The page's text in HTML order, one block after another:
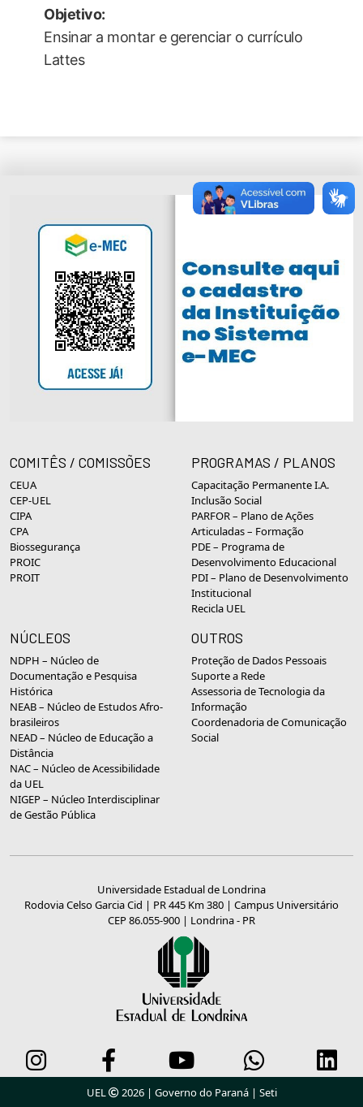
Objetivo:
Ensinar a montar e gerenciar o currículo
Lattes
COMITÊS / COMISSÕES
CEUA
CEP-UEL
CIPA
CPA
Biossegurança
PROIC
PROIT
PROGRAMAS / PLANOS
Capacitação Permanente I.A.
Inclusão Social
PARFOR – Plano de Ações
Articuladas – Formação
PDE – Programa de
Desenvolvimento Educacional
PDI – Plano de Desenvolvimento
Institucional
Recicla UEL
NÚCLEOS
NDPH – Núcleo de
Documentação e Pesquisa
Histórica
NEAB – Núcleo de Estudos Afro-
brasileiros
NEAD – Núcleo de Educação a
Distância
NAC – Núcleo de Acessibilidade
da UEL
NIGEP – Núcleo Interdisciplinar
de Gestão Pública
OUTROS
Proteção de Dados Pessoais
Suporte a Rede
Assessoria de Tecnologia da
Informação
Coordenadoria de Comunicação
Social
Universidade Estadual de Londrina
Rodovia Celso Garcia Cid | PR 445 Km 380 | Campus Universitário
CEP 86.055-900 | Londrina - PR
UEL 2026 | Governo do Paraná| Seti